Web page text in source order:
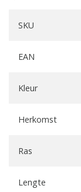
SKU
EAN
Kleur
Herkomst
Ras
Lengte